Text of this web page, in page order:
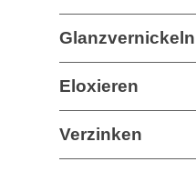
Glanzvernickeln
Eloxieren
Verzinken